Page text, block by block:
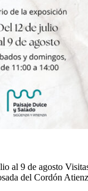
al 9 de agosto
del Cordón